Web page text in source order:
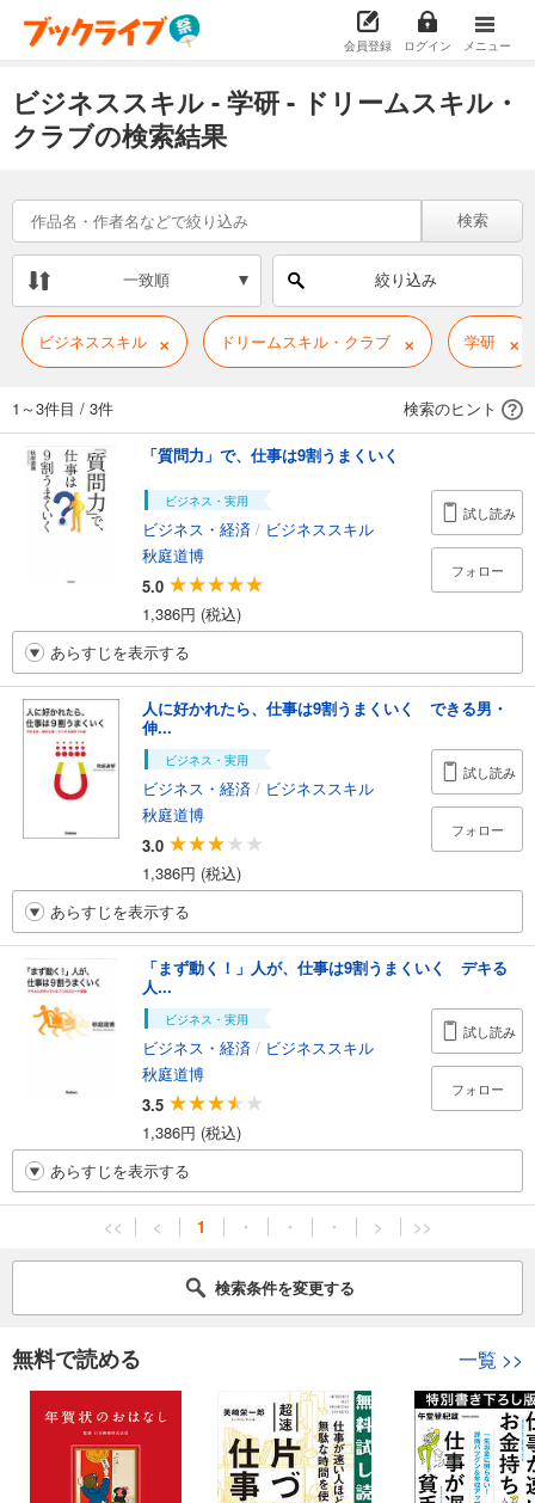
会員登録 ログイン メニュー
ビジネススキル - 学研 - ドリームスキル・
クラブの検索結果
検索
一致順 絞り込み
ビジネススキル × ドリームスキル・クラブ × 学研 ×
1～3件目 / 3件 検索のヒント
「質問力」で、仕事は9割うまくいく
ビジネス・実用
ビジネス・経済 / ビジネススキル
秋庭道博
5.0
1,386円 (税込)
試し読み
フォロー
あらすじを表示する
人に好かれたら、仕事は9割うまくいく できる男・
伸...
ビジネス・実用
ビジネス・経済 / ビジネススキル
秋庭道博
3.0
1,386円 (税込)
試し読み
フォロー
あらすじを表示する
「まず動く！」人が、仕事は9割うまくいく デキる
人...
ビジネス・実用
ビジネス・経済 / ビジネススキル
秋庭道博
3.5
1,386円 (税込)
試し読み
フォロー
あらすじを表示する
<< < 1 ・ ・ ・ > >>
検索条件を変更する
無料で読める 一覧 >>